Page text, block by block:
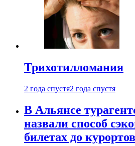
Трихотилломания
2 года спустя2 года спустя
В Альянсе
назвали способ
билетах до курортов